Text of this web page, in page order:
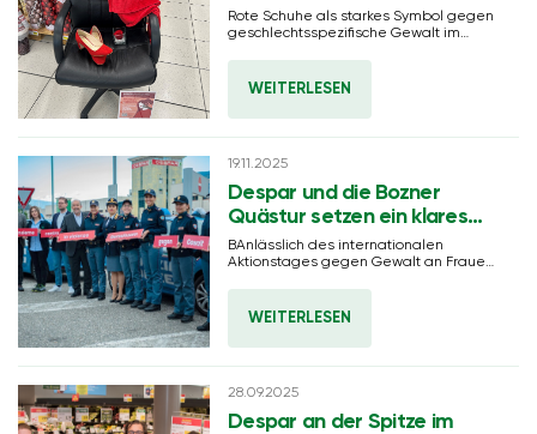
zurück
Rote Schuhe als starkes Symbol gegen
geschlechtsspezifische Gewalt im
WEITERLESEN
19.11.2025
Despar und die Bozner
Quästur setzen ein klares
Zeichen gegen Gewalt an
Frauen
BAnlässlich des internationalen
Aktionstages gegen Gewalt an Frauen
Unterstützung der Opfer von Gewalt
WEITERLESEN
28.09.2025
Despar an der Spitze im